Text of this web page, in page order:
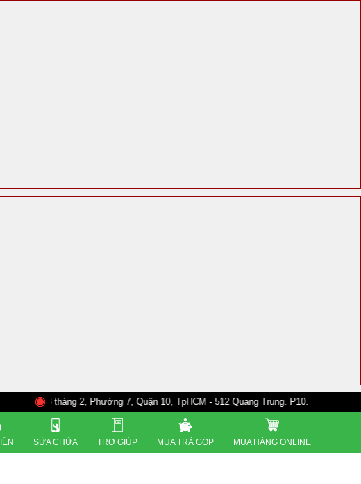
tháng 2, Phường 7, Quận 10, TpHCM - 512 Quang Trung. P10. Gò Vấp - 528A
SỬA CHỮA TRỢ GIÚP MUA TRẢ GÓP MUA HÀNG ONLINE